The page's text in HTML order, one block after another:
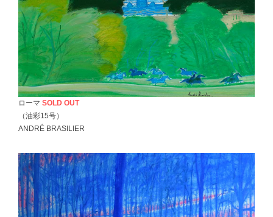
ローマ SOLD OUT
（油彩15号）
ANDRÉ BRASILIER